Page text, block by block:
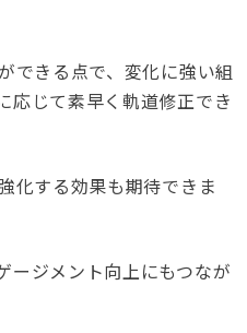
できる点で、変化に強い組
応じて素早く軌道修正でき
化する効果も期待できま
ージメント向上にもつなが